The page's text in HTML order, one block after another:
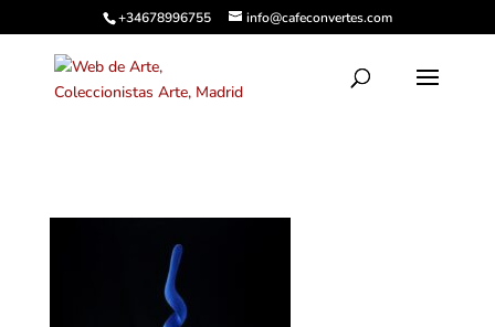
+34678996755 info@cafeconvertes.com